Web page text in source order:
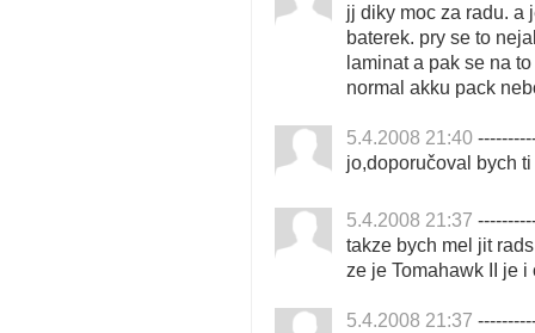
jj diky moc za radu. a
baterek. pry se to
laminat a pak se na
normal akku pack
5.4.2008 21:40
jo,doporučoval bych
5.4.2008 21:37
takze bych mel jit
ze je Tomahawk II je
5.4.2008 21:37